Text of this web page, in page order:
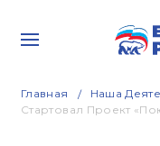
Главная Наша
Стартовал Проект